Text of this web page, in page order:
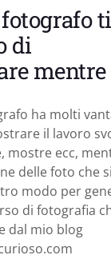
fotografo
di
ha molti
il lavoro
mostre ecc,
delle foto che
modo per
di fotografia
dal mio blog